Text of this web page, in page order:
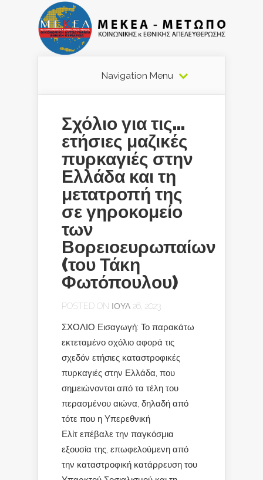
Navigation Menu
Σχόλιο για τις…
ετήσιες μαζικές
πυρκαγιές στην
Ελλάδα και τη
μετατροπή της
σε γηροκομείο
των
Βορειοευρωπαίων
(του Τάκη
Φωτόπουλου)
POSTED ON ΙΟΎΛ 26, 2023
ΣΧΟΛΙΟ Εισαγωγή: Το παρακάτω
εκτεταμένο σχόλιο αφορά τις
σχεδόν ετήσιες καταστροφικές
πυρκαγιές στην Ελλάδα, που
σημειώνονται από τα τέλη του
περασμένου αιώνα, δηλαδή από
τότε που η Υπερεθνική
Ελίτ επέβαλε την παγκόσμια
εξουσία της, επωφελούμενη από
την καταστροφική κατάρρευση του